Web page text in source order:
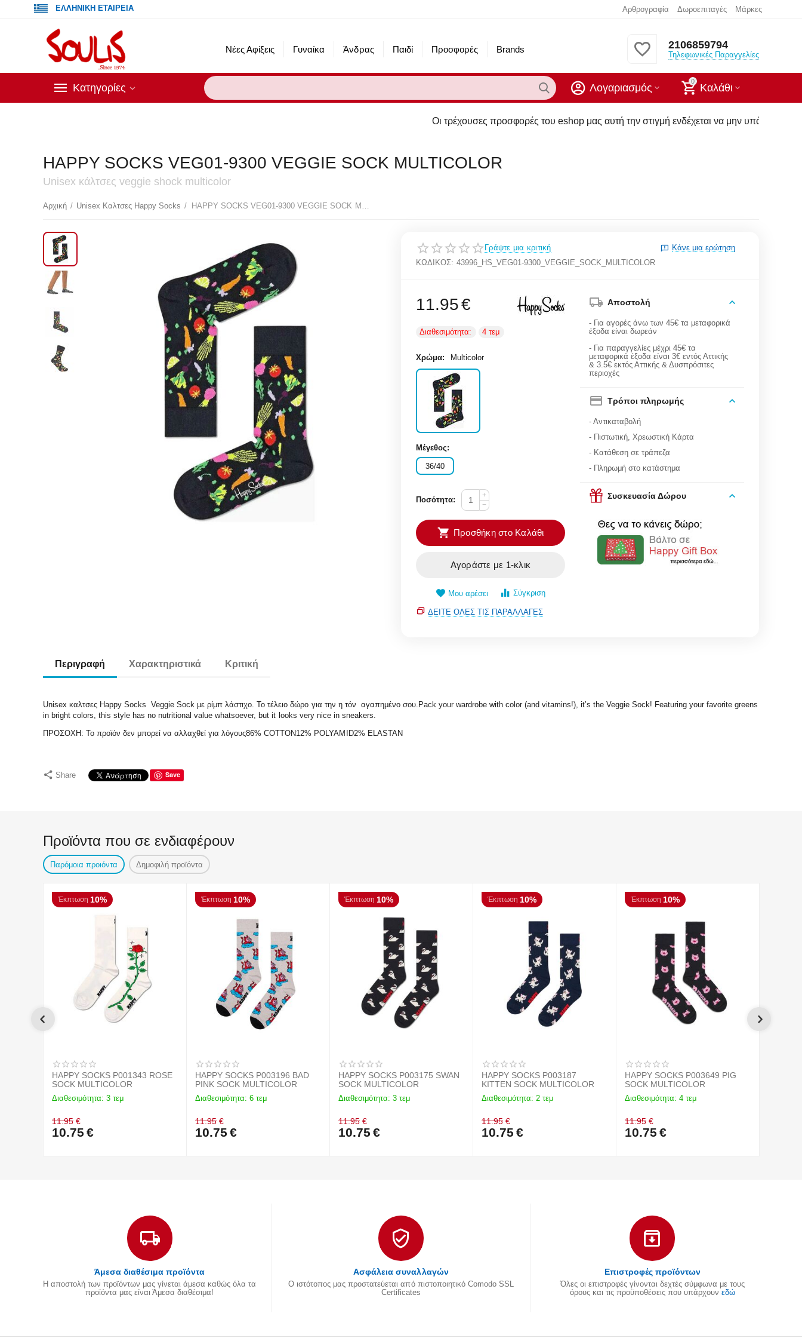
ΕΛΛΗΝΙΚΗ ΕΤΑΙΡΕΙΑ Αρθρογραφία Δωροεπιταγές Μάρκες
Νέες Αφίξεις Γυναίκα Άνδρας Παιδί Προσφορές Brands 2106859794
Τηλεφωνικές Παραγγελίες
Κατηγορίες
0
Καλάθι
Λογαριασμός
Οι τρέχουσες προσφορές του eshop μας αυτή την στιγμή ενδέχεται να μην υπάρχουν στα καταστήματα
HAPPY SOCKS VEG01-9300 VEGGIE SOCK MULTICOLOR
Unisex κάλτσες veggie shock multicolor
Αρχική / Unisex Καλτσες Happy Socks / HAPPY SOCKS VEG01-9300 VEGGIE SOCK MULTICOLOR
Γράψτε μια κριτική
Κάνε μια ερώτηση
ΚΩΔΙΚΟΣ: 43996_HS_VEG01-9300_VEGGIE_SOCK_MULTICOLOR
11.95€
Διαθεσιμότητα: 4 τεμ
Χρώμα: Multicolor
Μέγεθος:
36/40
Ποσότητα:
+
−
Προσθήκη στο Καλάθι
Αγοράστε με 1-κλικ
Μου αρέσει Σύγκριση
Αποστολή
- Για αγορές άνω των 45€ τα μεταφορικά
έξοδα είναι δωρεάν
- Για παραγγελίες μέχρι 45€ τα
μεταφορικά έξοδα είναι 3€ εντός Αττικής
& 3.5€ εκτός Αττικής & Δυσπρόσιτες
περιοχές
Τρόποι πληρωμής
- Αντικαταβολή
- Πιστωτική, Χρεωστική Κάρτα
- Κατάθεση σε τράπεζα
- Πληρωμή στο κατάστημα
Συσκευασία Δώρου
ΔΕΊΤΕ ΌΛΕΣ ΤΙΣ ΠΑΡΑΛΛΑΓΈΣ
Περιγραφή Χαρακτηριστικά Κριτική
Unisex καλτσες Happy Socks Veggie Sock με ρίμπ λάστιχο. Το τέλειο δώρο για την η τόν αγαπημένο σου.Pack your wardrobe with color (and vitamins!), it’s the Veggie Sock! Featuring your favorite greens
in bright colors, this style has no nutritional value whatsoever, but it looks very nice in sneakers.
ΠΡΟΣΟΧΗ: To προϊόν δεν μπορεί να αλλαχθεί για λόγους86% COTTON12% POLYAMID2% ELASTAN
Share Save
Προϊόντα που σε ενδιαφέρουν
Παρόμοια προιόντα Δημοφιλή προϊόντα
Έκπτωση 10%
HAPPY SOCKS P001343 ROSE
SOCK MULTICOLOR
Διαθεσιμότητα: 3 τεμ
11.95 €
10.75 €
Έκπτωση 10%
HAPPY SOCKS P003196 BAD
PINK SOCK MULTICOLOR
Διαθεσιμότητα: 6 τεμ
11.95 €
10.75 €
Έκπτωση 10%
HAPPY SOCKS P003175 SWAN
SOCK MULTICOLOR
Διαθεσιμότητα: 3 τεμ
11.95 €
10.75 €
Έκπτωση 10%
HAPPY SOCKS P003187
KITTEN SOCK MULTICOLOR
Διαθεσιμότητα: 2 τεμ
11.95 €
10.75 €
Έκπτωση 10%
HAPPY SOCKS P003649 PIG
SOCK MULTICOLOR
Διαθεσιμότητα: 4 τεμ
11.95 €
10.75 €
Άμεσα διαθέσιμα προϊόντα
Η αποστολή των προϊόντων μας γίνεται άμεσα καθώς όλα τα
προϊόντα μας είναι Άμεσα διαθέσιμα!
Ασφάλεια συναλλαγών
Ο ιστότοπος μας προστατεύεται από πιστοποιητικό Comodo SSL
Certificates
Επιστροφές προϊόντων
Όλες οι επιστροφές γίνονται δεχτές σύμφωνα με τους
όρους και τις προϋποθέσεις που υπάρχουν εδώ